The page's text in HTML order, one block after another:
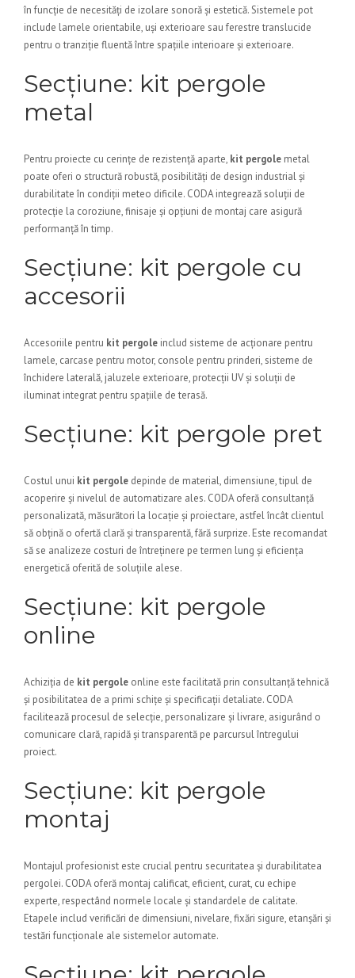
în funcție de necesități de izolare sonoră și estetică. Sistemele pot
include lamele orientabile, uși exterioare sau ferestre translucide
pentru o tranziție fluentă între spațiile interioare și exterioare.
Secțiune: kit pergole
metal
Pentru proiecte cu cerințe de rezistență aparte, kit pergole metal
poate oferi o structură robustă, posibilități de design industrial și
durabilitate în condiții meteo dificile. CODA integrează soluții de
protecție la coroziune, finisaje și opțiuni de montaj care asigură
performanță în timp.
Secțiune: kit pergole cu
accesorii
Accesoriile pentru kit pergole includ sisteme de acționare pentru
lamele, carcase pentru motor, console pentru prinderi, sisteme de
închidere laterală, jaluzele exterioare, protecții UV și soluții de
iluminat integrat pentru spațiile de terasă.
Secțiune: kit pergole pret
Costul unui kit pergole depinde de material, dimensiune, tipul de
acoperire și nivelul de automatizare ales. CODA oferă consultanță
personalizată, măsurători la locație și proiectare, astfel încât clientul
să obțină o ofertă clară și transparentă, fără surprize. Este recomandat
să se analizeze costuri de întreținere pe termen lung și eficiența
energetică oferită de soluțiile alese.
Secțiune: kit pergole
online
Achiziția de kit pergole online este facilitată prin consultanță tehnică
și posibilitatea de a primi schițe și specificații detaliate. CODA
facilitează procesul de selecție, personalizare și livrare, asigurând o
comunicare clară, rapidă și transparentă pe parcursul întregului
proiect.
Secțiune: kit pergole
montaj
Montajul profesionist este crucial pentru securitatea și durabilitatea
pergolei. CODA oferă montaj calificat, eficient, curat, cu echipe
experte, respectând normele locale și standardele de calitate.
Etapele includ verificări de dimensiuni, nivelare, fixări sigure, etanșări și
testări funcționale ale sistemelor automate.